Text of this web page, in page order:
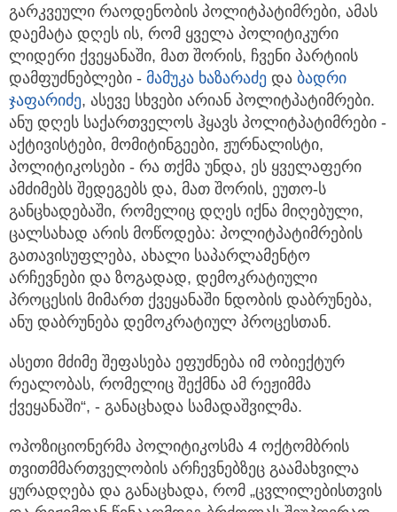
გარკვეული რაოდენობის პოლიტპატიმრები, ამას
დაემატა დღეს ის, რომ ყველა პოლიტიკური
ლიდერი ქვეყანაში, მათ შორის, ჩვენი პარტიის
დამფუძნებლები - მამუკა ხაზარაძე და ბადრი
ჯაფარიძე, ასევე სხვები არიან პოლიტპატიმრები.
ანუ დღეს საქართველოს ჰყავს პოლიტპატიმრები -
აქტივისტები, მომიტინგეები, ჟურნალისტი,
პოლიტიკოსები - რა თქმა უნდა, ეს ყველაფერი
ამძიმებს შედეგებს და, მათ შორის, ეუთო-ს
განცხადებაში, რომელიც დღეს იქნა მიღებული,
ცალსახად არის მოწოდება: პოლიტპატიმრების
გათავისუფლება, ახალი საპარლამენტო
არჩევნები და ზოგადად, დემოკრატიული
პროცესის მიმართ ქვეყანაში ნდობის დაბრუნება,
ანუ დაბრუნება დემოკრატიულ პროცესთან.
ასეთი მძიმე შეფასება ეფუძნება იმ ობიექტურ
რეალობას, რომელიც შექმნა ამ რეჟიმმა
ქვეყანაში“, - განაცხადა სამადაშვილმა.
ოპოზიციონერმა პოლიტიკოსმა 4 ოქტომბრის
თვითმმართველობის არჩევნებზეც გაამახვილა
ყურადღება და განაცხადა, რომ „ცვლილებისთვის